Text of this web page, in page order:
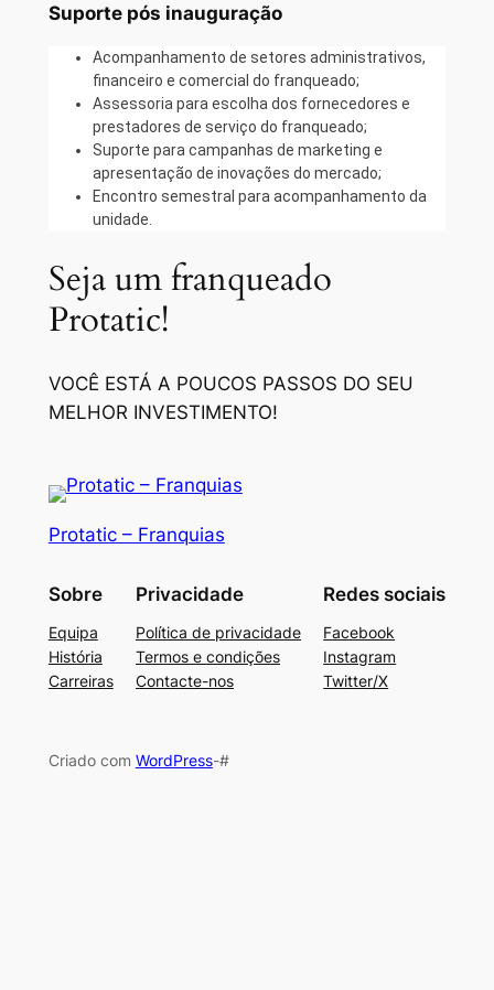
Suporte pós inauguração
Acompanhamento de setores administrativos,
financeiro e comercial do franqueado;
Assessoria para escolha dos fornecedores e
prestadores de serviço do franqueado;
Suporte para campanhas de marketing e
apresentação de inovações do mercado;
Encontro semestral para acompanhamento da
unidade.
Seja um franqueado
Protatic!
VOCÊ ESTÁ A POUCOS PASSOS DO SEU
MELHOR INVESTIMENTO!
Protatic – Franquias
Sobre
Equipa
História
Carreiras
Privacidade
Política de privacidade
Termos e condições
Contacte-nos
Redes sociais
Facebook
Instagram
Twitter/X
Criado com WordPress-#